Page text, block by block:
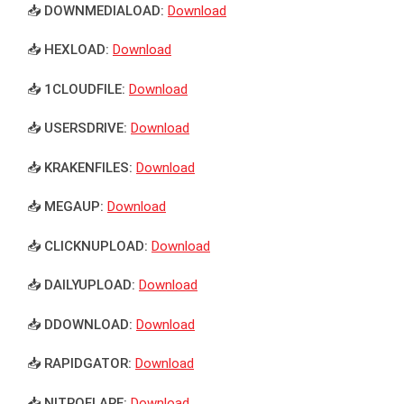
📥 DOWNMEDIALOAD: Download
📥 HEXLOAD: Download
📥 1CLOUDFILE: Download
📥 USERSDRIVE: Download
📥 KRAKENFILES: Download
📥 MEGAUP: Download
📥 CLICKNUPLOAD: Download
📥 DAILYUPLOAD: Download
📥 DDOWNLOAD: Download
📥 RAPIDGATOR: Download